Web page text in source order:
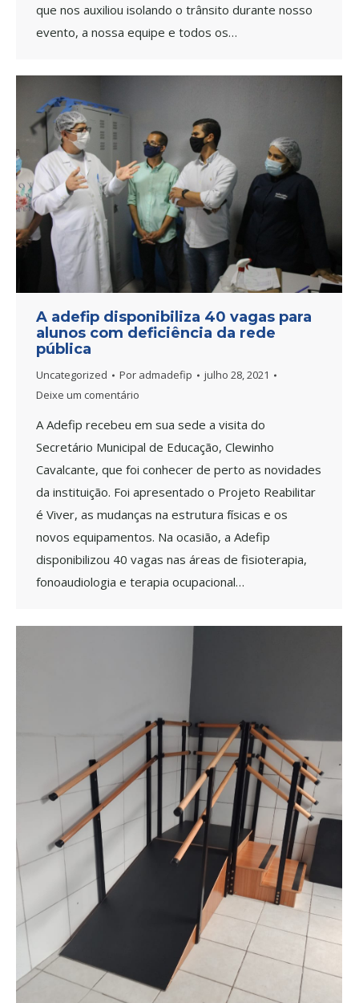
que nos auxiliou isolando o trânsito durante nosso
evento, a nossa equipe e todos os…
A adefip disponibiliza 40 vagas para
alunos com deficiência da rede
pública
Uncategorized Por admadefip
julho 28, 2021
Deixe um comentário
A Adefip recebeu em sua sede a visita do
Secretário Municipal de Educação, Clewinho
Cavalcante, que foi conhecer de perto as novidades
da instituição. Foi apresentado o Projeto Reabilitar
é Viver, as mudanças na estrutura físicas e os
novos equipamentos. Na ocasião, a Adefip
disponibilizou 40 vagas nas áreas de fisioterapia,
fonoaudiologia e terapia ocupacional…